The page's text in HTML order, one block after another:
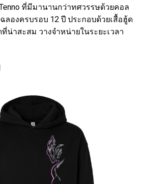
ที่มีมานานกว่าทศวรรษด้วยคอล
ลองครบรอบ 12 ปี ประกอบด้วยเสื้อฮู้ด
น่าสะสม วางจำหน่ายในระยะเวลา